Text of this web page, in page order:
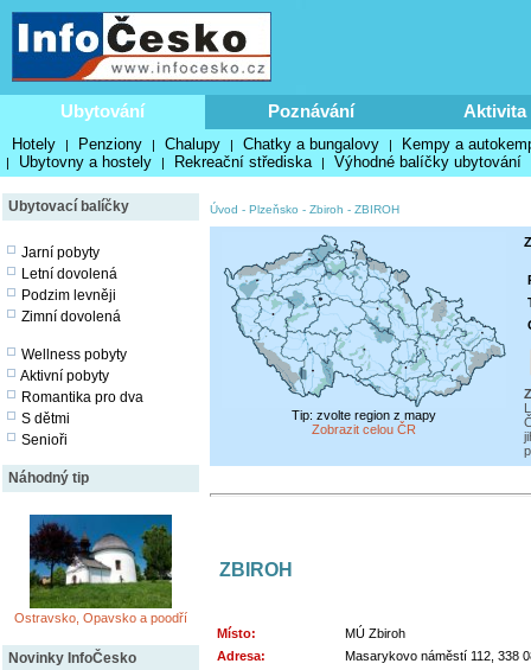
Ubytování Poznávání Aktivita
Hotely | Penziony | Chalupy | Chatky a bungalovy | Kempy a
| Ubytovny a hostely | Rekreační střediska | Výhodné balíčky ubytování
Ubytovací balíčky
Jarní pobyty
Letní dovolená
Podzim levněji
Zimní dovolená
Wellness pobyty
Aktivní pobyty
Romantika pro dva
S dětmi
Senioři
Náhodný tip
Ostravsko, Opavsko a poodří
Novinky InfoČesko
Úvod - Plzeňsko - Zbiroh - ZBIROH
Tip: zvolte region z mapy
Zobrazit celou ČR
ZBIROH
Místo:
MÚ Zbiroh
Adresa:
Masarykovo náměstí 112, 338